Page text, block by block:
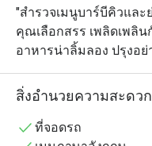
"สำรวจเมนูบาร์บีคิวแล
คุณเลือกสรร เพลิดเพลิ
อาหารน่าลิ้มลอง ปรุงอย่
เต็มความสุขให้กับรสชา
นักท่องเที่ยวมุสลิมด้วยตั
อาหารที่สะดวกสบายแล
สิ่งอำนวยความสะดวก
ที่จอดรถ